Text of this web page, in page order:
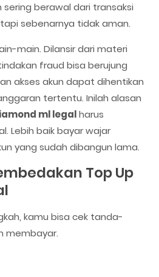
berawal dari transaksi
sebenarnya tidak aman.
main. Dilansir dari materi
fraud bisa berujung
akses akun dapat dihentikan
tertentu. Inilah alasan
ml legalharus
Lebih baik bayar wajar
yang sudah dibangun lama.
Top Up
kamu bisa cek tanda-
membayar.